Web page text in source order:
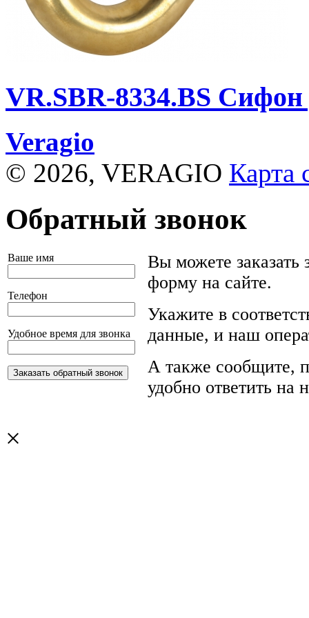
VR.SBR-8334.BS Сифон
Veragio
© 2026, VERAGIO Карта
Обратный звонок
Ваше имя
Телефон
Удобное время для звонка
Вы можете заказать
форму на сайте.
Укажите в
данные, и наш
А также сообщите,
удобно ответить на
×